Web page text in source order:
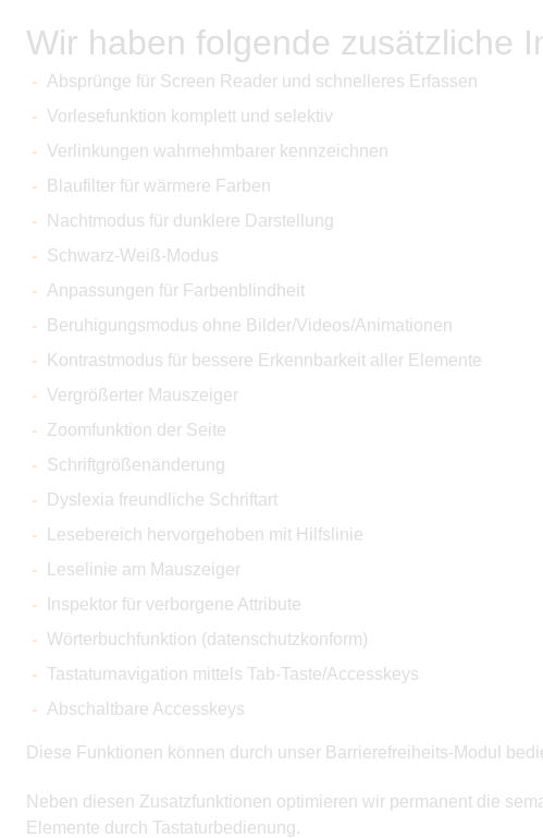
Wir haben folgende zusätzliche
Absprünge für Screen Reader und schnelleres Erfassen
Vorlesefunktion komplett und selektiv
Verlinkungen wahrnehmbarer kennzeichnen
Blaufilter für wärmere Farben
Nachtmodus für dunklere Darstellung
Schwarz-Weiß-Modus
Anpassungen für Farbenblindheit
Beruhigungsmodus ohne Bilder/Videos/Animationen
Kontrastmodus für bessere Erkennbarkeit aller Elemente
Vergrößerter Mauszeiger
Zoomfunktion der Seite
Schriftgrößenänderung
Dyslexia freundliche Schriftart
Lesebereich hervorgehoben mit Hilfslinie
Leselinie am Mauszeiger
Inspektor für verborgene Attribute
Wörterbuchfunktion (datenschutzkonform)
Tastaturnavigation mittels Tab-Taste/Accesskeys
Abschaltbare Accesskeys
Diese Funktionen können durch unser Barrierefreiheits-Modul
Neben diesen Zusatzfunktionen optimieren wir permanent die
Elemente durch Tastaturbedienung.